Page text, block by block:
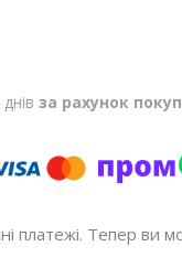
за рахунок
платежі. Тепер